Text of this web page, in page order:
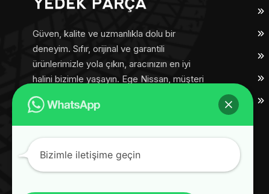
Güven, kalite ve uzmanlıkla dolu bir
deneyim. Sıfır, orijinal ve garantili
ürünlerimizle yola çıkın, aracınızın en iyi
halini bizimle yaşayın. Ege Nissan, müşteri
memnuniyetini her adımda ön planda
tutar.
Bizimle iletişime geçin